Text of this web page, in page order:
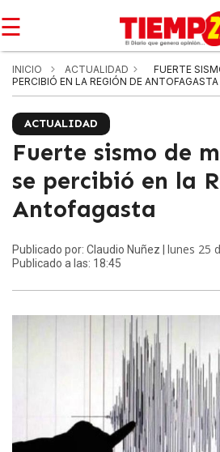
☰
INICIO ACTUALIDAD
FUERTE
PERCIBIÓ EN LA REGIÓN DE ANTOFAGASTA
ACTUALIDAD
Fuerte sismo de
se percibió en la
Antofagasta
Publicado por: Claudio Nuñez | lunes 25
Publicado a las: 18:45